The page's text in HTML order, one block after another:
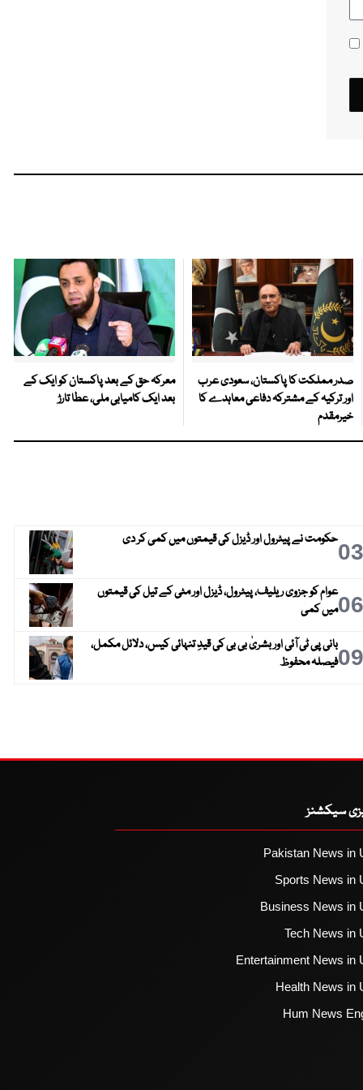
صدر مملکت کا پاکستان، سعودی عرب
اور ترکیہ کے مشترکہ دفاعی معاہدے کا
خیرمقدم
معرکہ حق کے بعد پاکستان کو ایک کے
بعد ایک کامیابی ملی، عطا تارڑ
03حکومت نے پیٹرول اور ڈیزل کی قیمتوں میں کمی کر دی
06عوام کو جزوی ریلیف، پیٹرول، ڈیزل اور مٹی کے تیل کی قیمتوں
میں کمی
09بانی پی ٹی آئی اور بشریٰ بی بی کی قیدِ تنہائی کیس، دلائل مکمل،
فیصلہ محفوظ
سیکشنز
Pakistan News in
Sports News in
Business News in
Tech News in
Entertainment News in
Health News in
Hum News